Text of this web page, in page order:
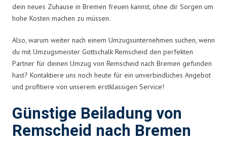
dein neues Zuhause in Bremen freuen kannst, ohne dir Sorgen um
hohe Kosten machen zu müssen.
Also, warum weiter nach einem Umzugsunternehmen suchen, wenn
du mit Umzugsmeister Gottschalk Remscheid den perfekten
Partner für deinen Umzug von Remscheid nach Bremen gefunden
hast? Kontaktiere uns noch heute für ein unverbindliches Angebot
und profitiere von unserem erstklassigen Service!
Günstige Beiladung von
Remscheid nach Bremen